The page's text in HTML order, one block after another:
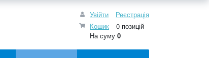
Увійти
Реєстрація
Кошик
0 позицій
На суму 0